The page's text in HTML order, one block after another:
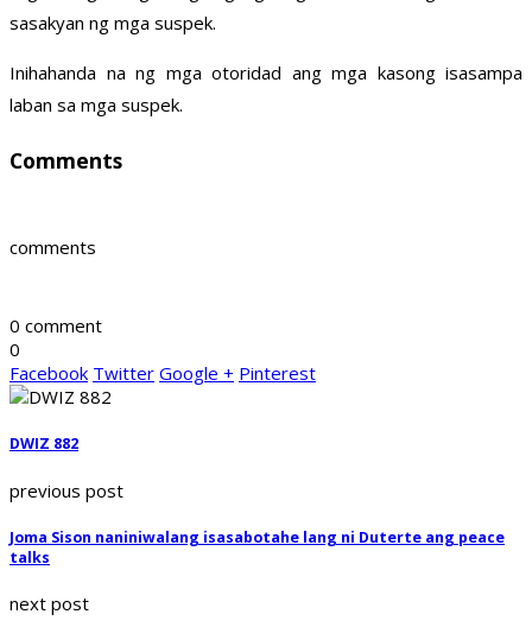
sasakyan ng mga suspek.
Inihahanda na ng mga otoridad ang mga kasong isasampa
laban sa mga suspek.
Comments
comments
0 comment
0
Facebook Twitter Google + Pinterest
DWIZ 882
previous post
Joma Sison naniniwalang isasabotahe lang ni Duterte ang peace
talks
next post